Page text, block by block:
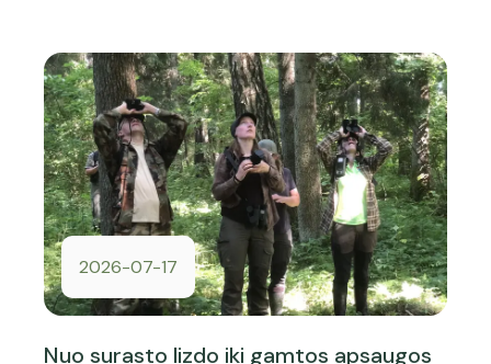
2026-07-17
Nuo surasto lizdo iki gamtos apsaugos